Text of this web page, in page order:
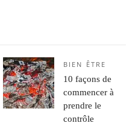
BIEN ÊTRE
10 façons de
commencer à
prendre le
contrôle